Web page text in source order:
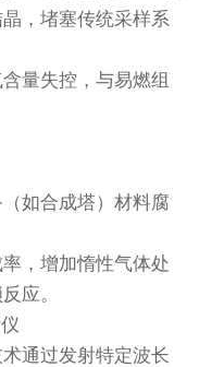
，堵塞传统采样系
量失控，与易燃组
如合成塔）材料腐
，增加惰性气体处
应。
通过发射特定波长